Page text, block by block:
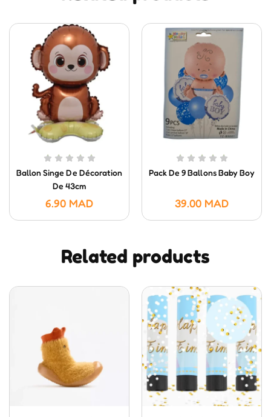
Ballon Singe De Décoration
De 43cm
6.90 MAD
Pack De 9 Ballons Baby Boy
39.00 MAD
Related products